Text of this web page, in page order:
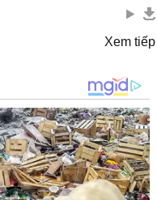
Xem tiếp